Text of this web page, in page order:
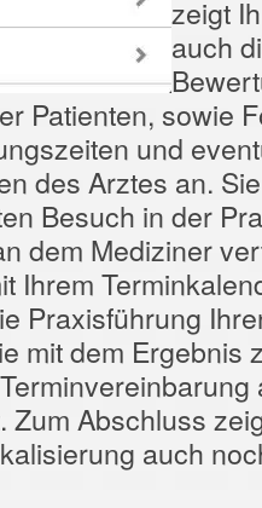
zeigt
auch
Patienten, sowie
und
des Arztes an.
Besuch in der
dem Mediziner
Ihrem
Praxisführung
mit dem Ergebnis
Zum Abschluss
auch